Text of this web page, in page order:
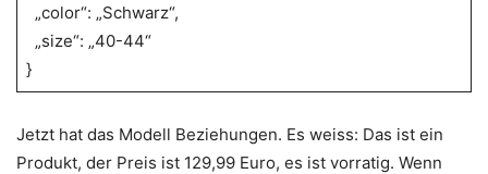
„color“: „Schwarz“,
„size“: „40-44“
}
Jetzt hat das Modell Beziehungen. Es weiss: Das ist ein
Produkt, der Preis ist 129,99 Euro, es ist vorratig. Wenn